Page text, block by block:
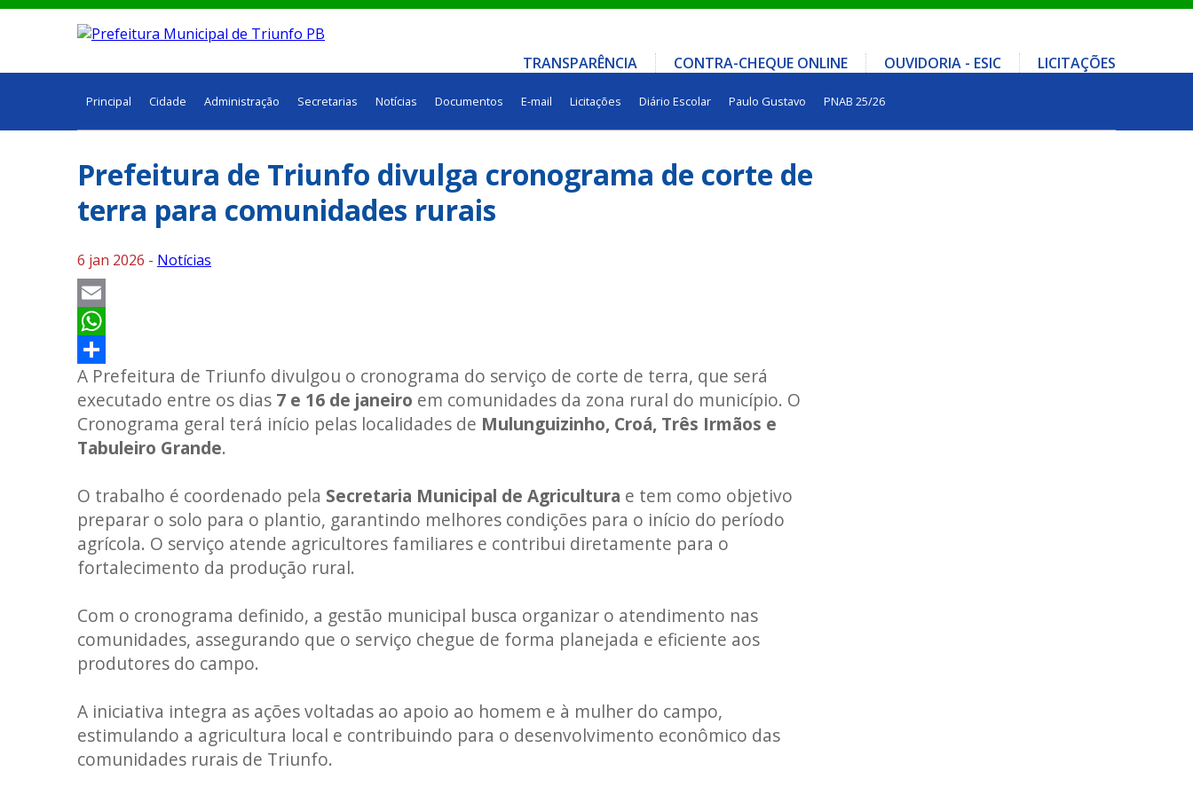
TRANSPARÊNCIA CONTRA-CHEQUE ONLINE OUVIDORIA - ESIC LICITAÇÕES
Principal Cidade Administração Secretarias Notícias Documentos E-mail Licitações Diário Escolar Paulo Gustavo PNAB 25/26
Prefeitura de Triunfo divulga cronograma de corte de
terra para comunidades rurais
6 jan 2026 - Notícias
Email
WhatsApp
Share
A Prefeitura de Triunfo divulgou o cronograma do serviço de corte de terra, que será
executado entre os dias 7 e 16 de janeiro em comunidades da zona rural do município. O
Cronograma geral terá início pelas localidades de Mulunguizinho, Croá, Três Irmãos e
Tabuleiro Grande.
O trabalho é coordenado pela Secretaria Municipal de Agricultura e tem como objetivo
preparar o solo para o plantio, garantindo melhores condições para o início do período
agrícola. O serviço atende agricultores familiares e contribui diretamente para o
fortalecimento da produção rural.
Com o cronograma definido, a gestão municipal busca organizar o atendimento nas
comunidades, assegurando que o serviço chegue de forma planejada e eficiente aos
produtores do campo.
A iniciativa integra as ações voltadas ao apoio ao homem e à mulher do campo,
estimulando a agricultura local e contribuindo para o desenvolvimento econômico das
comunidades rurais de Triunfo.